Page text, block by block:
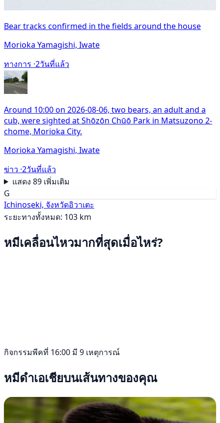
Bear tracks confirmed in the fields around the house
Morioka Yamagishi, Iwate
ทางการ ·2วันที่แล้ว
Around 10:00 on 2026-08-06, two bears, an adult and a
cub, were sighted at Shōzōn Chūō Park in Matsuzono 2-
chome, Morioka City.
Morioka Yamagishi, Iwate
ข่าว ·2วันที่แล้ว
แสดง 89 เพิ่มเติม
G
Ichinoseki, จังหวัดอิวาเตะ
ระยะทางทั้งหมด: 103 km
หมีเคลื่อนไหวมากที่สุดเมื่อไหร่?
กิจกรรมพีคที่ 16:00 มี 9 เหตุการณ์
หมีดำเอเชียบนเส้นทางของคุณ